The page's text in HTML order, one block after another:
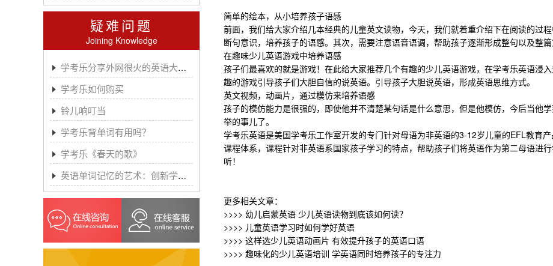
疑难问题
Joining Knowledge
学考乐分享外网很火的英语大神A.J.HOGE
学考乐如何购买
铃儿响叮当
学考乐背单词有用吗？
学考乐《春天的歌》
英语单词记忆的艺术：创新学习方法与学考乐的魔力
简单的绘本，从小培养孩子语感
前面，我们给大家介绍几本经典的儿童英文读物，今天，我们就着重介绍下在阅读的过
断句意识，培养孩子的语感。其次，需要注意语音语调，帮助孩子逐渐形成整句以及整篇
在趣味少儿英语游戏中培养语感
孩子们最喜欢的就是游戏！在此给大家推荐几个有趣的少儿英语游戏，在学考乐英语浸
趣的游戏引导孩子们大胆自信的说英语。引导孩子大胆说英语，形成英语思维方式。
英文视频，动画片，通过模仿来培养语感
孩子的模仿能力是很强的，即使他并不清楚某句话是什么意思，但是他模仿，今后当他
举的事儿了。
学考乐英语是美国学考乐工作室开发的专门针对母语为非英语的3-12岁儿童的EFL教育
课程体系，课程针对非英语系国家孩子学习的特点，帮助孩子们将英语作为第二母语进
听！
更多相关文章：
>>>> 幼儿启蒙英语 少儿英语读物到底该如何读？
>>>> 儿童英语学习时如何学好英语
>>>> 这样选少儿英语动画片 有效提升孩子的英语口语
>>>> 趣味化的少儿英语培训 学英语同时培养孩子的专注力